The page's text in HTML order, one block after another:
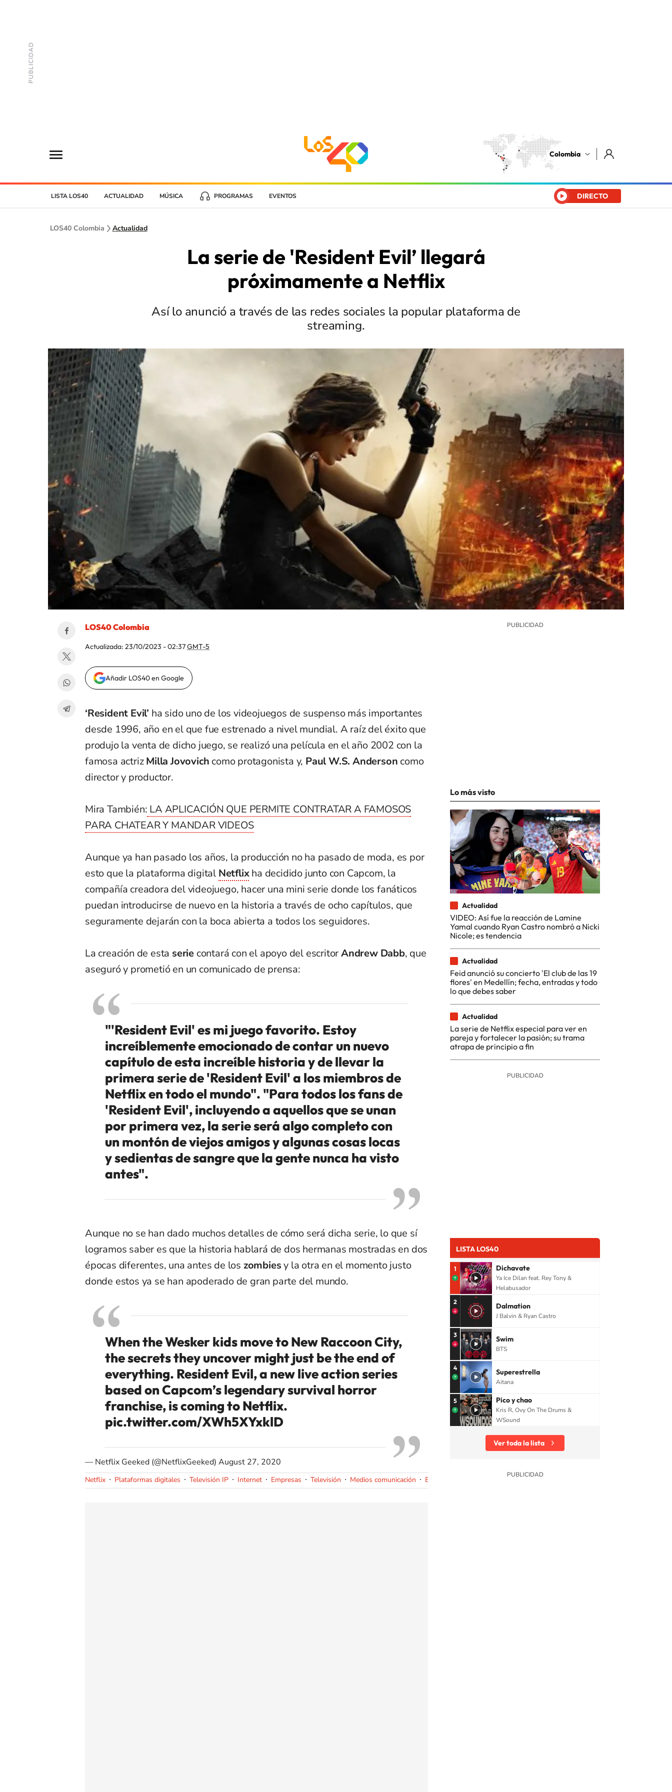
Colombia
LISTA LOS40 ACTUALIDAD MÚSICA PROGRAMAS EVENTOS DIRECTO
LOS40 Colombia Actualidad
La serie de 'Resident Evil’ llegará
próximamente a Netflix
Así lo anunció a través de las redes sociales la popular plataforma de
streaming.
LOS40 Colombia
Actualizada: 23/10/2023 - 02:37GMT-5
Añadir LOS40 en Google
‘Resident Evil’ ha sido uno de los videojuegos de suspenso más importantes
desde 1996, año en el que fue estrenado a nivel mundial. A raíz del éxito que
produjo la venta de dicho juego, se realizó una película en el año 2002 con la
famosa actrizMilla Jovovich como protagonista y, Paul W.S. Anderson como
director y productor.
Mira También: LA APLICACIÓN QUE PERMITE CONTRATAR A FAMOSOS
PARA CHATEAR Y MANDAR VIDEOS
Aunque ya han pasado los años, la producción no ha pasado de moda, es por
esto que la plataforma digital Netflixha decidido junto con Capcom, la
compañía creadora del videojuego, hacer una mini serie donde los fanáticos
puedan introducirse de nuevo en la historia a través de ocho capítulos, que
seguramente dejarán con la boca abierta a todos los seguidores.
La creación de esta serie contará con el apoyo del escritorAndrew Dabb, que
aseguró y prometió en un comunicado de prensa:
"'Resident Evil' es mi juego favorito. Estoy
increíblemente emocionado de contar un nuevo
capítulo de esta increíble historia y de llevar la
primera serie de 'Resident Evil' a los miembros de
Netflix en todo el mundo". "Para todos los fans de
'Resident Evil', incluyendo a aquellos que se unan
por primera vez, la serie será algo completo con
un montón de viejos amigos y algunas cosas locas
y sedientas de sangre que la gente nunca ha visto
antes".
Aunque no se han dado muchos detalles de cómo será dicha serie, lo que sí
logramos saber es que la historia hablará de dos hermanas mostradas en dos
épocas diferentes, una antes de los zombiesy la otra en el momento justo
donde estos ya se han apoderado de gran parte del mundo.
When the Wesker kids move to New Raccoon City,
the secrets they uncover might just be the end of
everything. Resident Evil, a new live action series
based on Capcom’s legendary survival horror
franchise, is coming to Netflix.
pic.twitter.com/XWh5XYxklD
— Netflix Geeked (@NetflixGeeked) August 27, 2020
Netflix Plataformas digitales Televisión IP Internet Empresas Televisión Medios comunicación Economía
Lo más visto
Actualidad
VIDEO: Así fue la reacción de Lamine
Yamal cuando Ryan Castro nombró a Nicki
Nicole; es tendencia
Actualidad
Feid anunció su concierto 'El club de las 19
flores' en Medellín; fecha, entradas y todo
lo que debes saber
Actualidad
La serie de Netflix especial para ver en
pareja y fortalecer la pasión; su trama
atrapa de principio a fin
LISTA LOS40
1 Dichavate
Ya Ice Dilan feat. Rey Tony &
Helabusador
2 Dalmation
J Balvin & Ryan Castro
3 Swim
BTS
4 Superestrella
Aitana
5 Pico y chao
Kris R, Ovy On The Drums &
WSound
Ver toda la lista